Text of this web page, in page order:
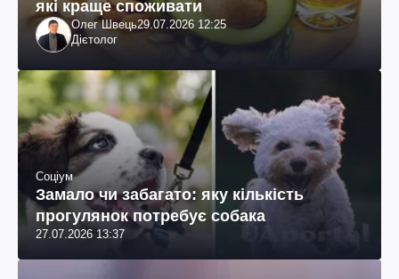
які краще споживати
Олег Швець29.07.2026 12:25
Дієтолог
Соціум
Замало чи забагато: яку кількість
прогулянок потребує собака
27.07.2026 13:37